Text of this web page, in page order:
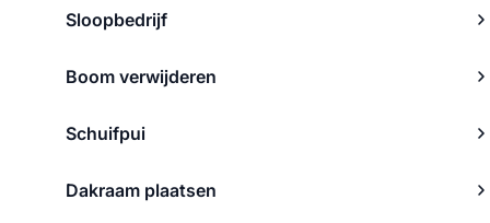
Sloopbedrijf
Boom verwijderen
Schuifpui
Dakraam plaatsen